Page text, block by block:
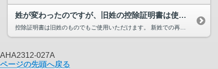
姓が変わったのですが、旧姓の控除証明書は使用できますか？また、新姓で控除証明書を再発行してもらえますか？
控除証明書は旧姓のものでもご使用いただけます。 新姓での再発行をご希望の場合は、下のリンク先（お問い合わせ先...
AHA2312-027A
ページの先頭へ戻る